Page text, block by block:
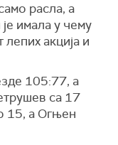
расла, а
имала у чему
акција и
105:77, а
са 17
15, а Огњен